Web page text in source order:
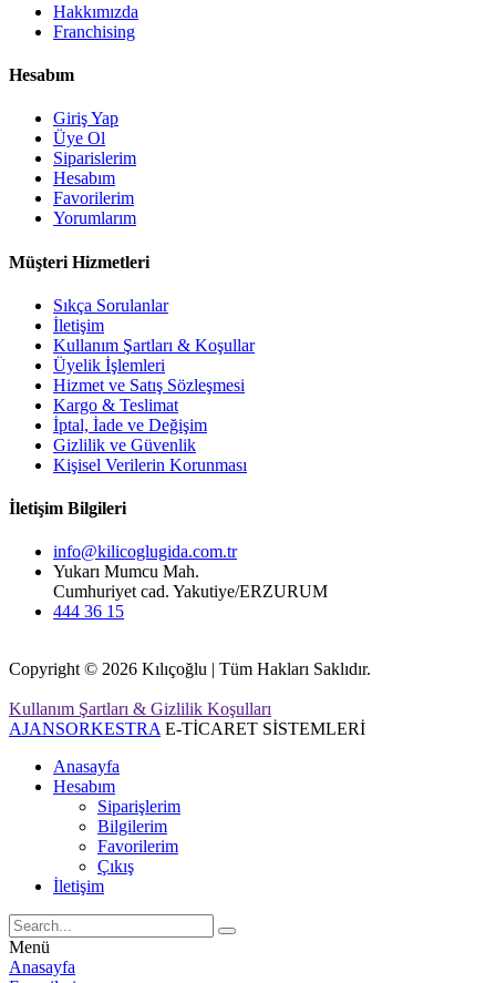
Hakkımızda
Franchising
Hesabım
Giriş Yap
Üye Ol
Siparislerim
Hesabım
Favorilerim
Yorumlarım
Müşteri Hizmetleri
Sıkça Sorulanlar
İletişim
Kullanım Şartları & Koşullar
Üyelik İşlemleri
Hizmet ve Satış Sözleşmesi
Kargo & Teslimat
İptal, İade ve Değişim
Gizlilik ve Güvenlik
Kişisel Verilerin Korunması
İletişim Bilgileri
info@kilicoglugida.com.tr
Yukarı Mumcu Mah.
Cumhuriyet cad. Yakutiye/ERZURUM
444 36 15
Copyright © 2026 Kılıçoğlu | Tüm Hakları Saklıdır.
Kullanım Şartları & Gizlilik Koşulları
AJANSORKESTRA E-TİCARET SİSTEMLERİ
Anasayfa
Hesabım
Siparişlerim
Bilgilerim
Favorilerim
Çıkış
İletişim
Menü
Anasayfa